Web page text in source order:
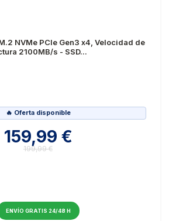
NVMe PCIe Gen3 x4, Velocidad de
2100MB/s - SSD...
🔥 Oferta disponible
159,99 €
199,99 €
ENVÍO GRATIS 24/48 H